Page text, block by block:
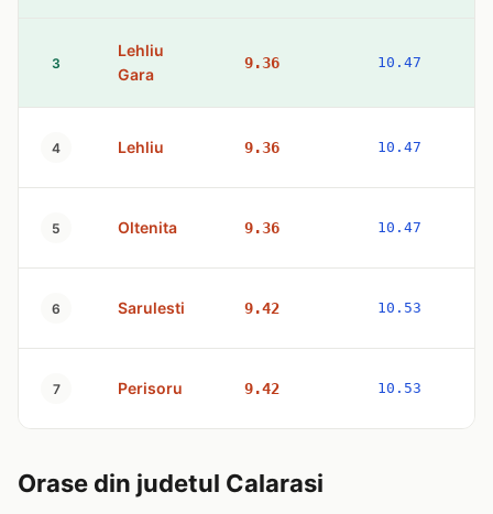
3
Lehliu
Gara
9.36 10.47
4 Lehliu 9.36 10.47
5 Oltenita 9.36 10.47
6 Sarulesti 9.42 10.53
7 Perisoru 9.42 10.53
Orase din judetul Calarasi